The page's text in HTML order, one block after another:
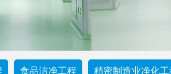
食品洁净工程 精密制造业净化工